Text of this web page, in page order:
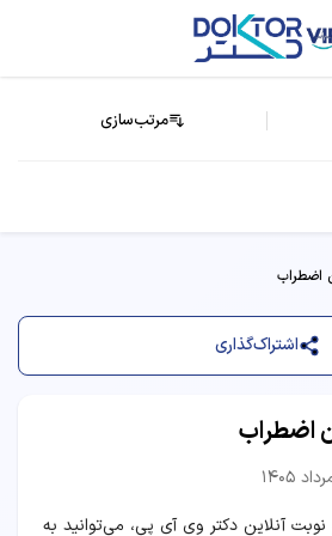
مرتب‌سازی
اضطراب
اشتراک‌گذاری
اضطراب
نوبت آنلاین دکتر وی آی پی، می‌توانید به